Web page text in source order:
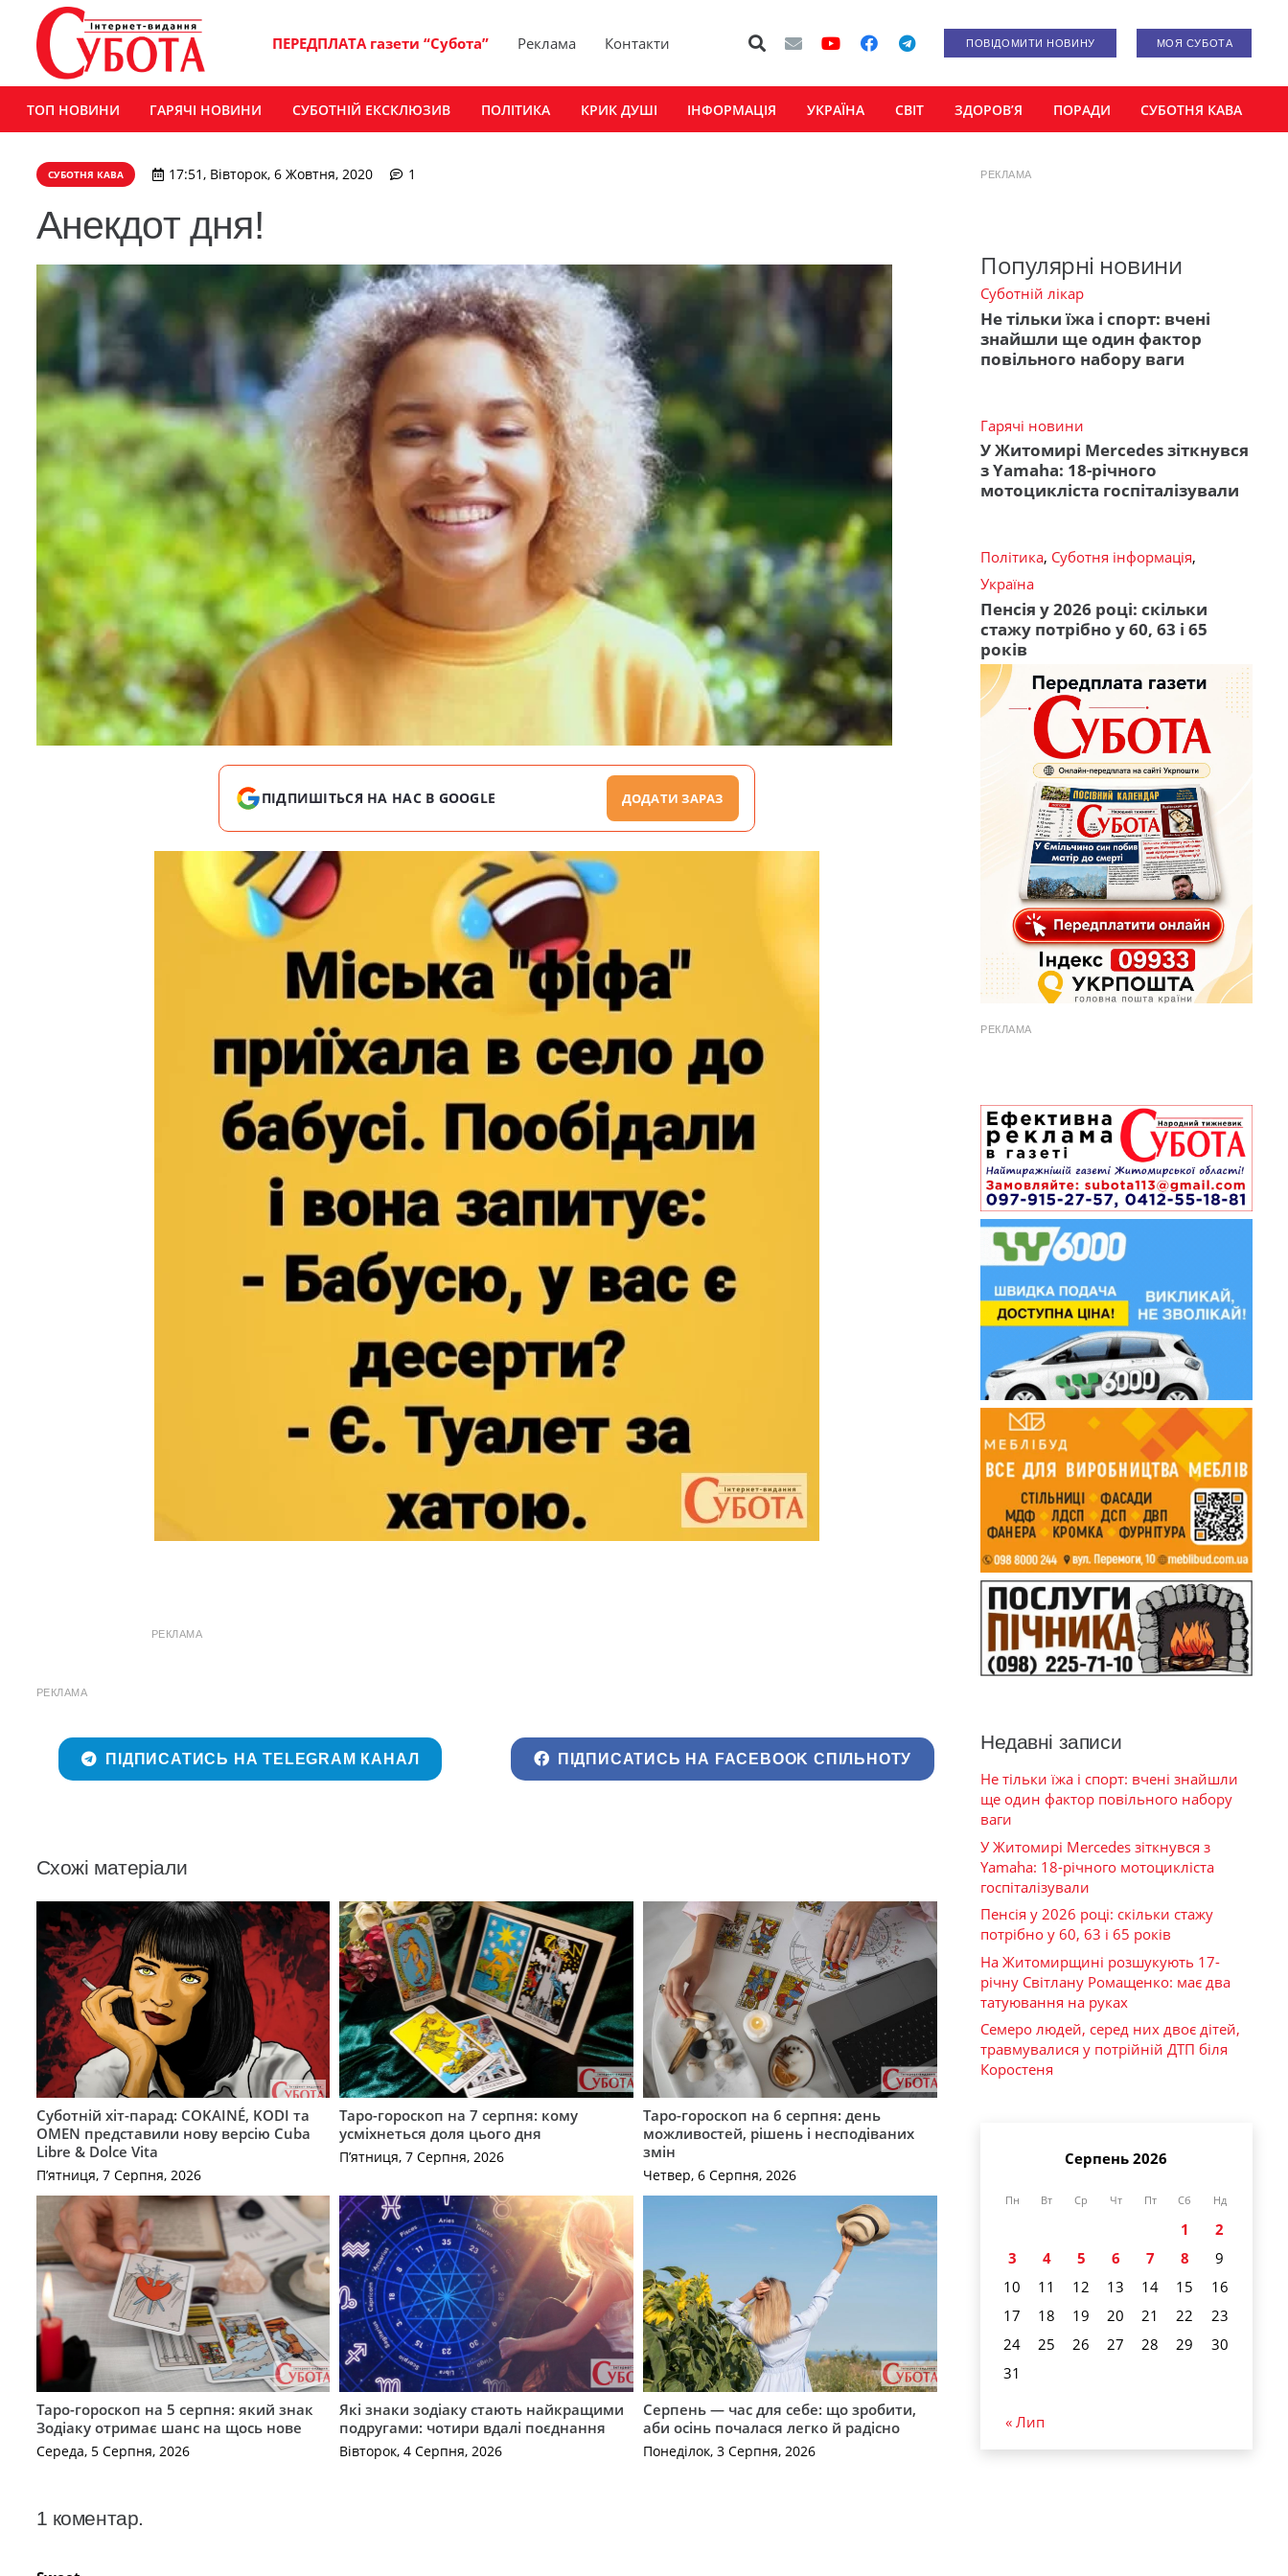
ПЕРЕДПЛАТА газети “Субота” Реклама Контакти ПОВІДОМИТИ НОВИНУ МОЯ СУБОТА
ТОП НОВИНИ ГАРЯЧІ НОВИНИ СУБОТНІЙ ЕКСКЛЮЗИВ ПОЛІТИКА КРИК ДУШІ ІНФОРМАЦІЯ УКРАЇНА СВІТ ЗДОРОВ’Я ПОРАДИ СУБОТНЯ КАВА
СУБОТНЯ КАВА 17:51, Вівторок, 6 Жовтня, 2020 1
Анекдот дня!
ПІДПИШІТЬСЯ НА НАС В GOOGLE ДОДАТИ ЗАРАЗ
РЕКЛАМА
РЕКЛАМА
ПІДПИСАТИСЬ НА TELEGRAM КАНАЛ ПІДПИСАТИСЬ НА FACEBOOK СПІЛЬНОТУ
Схожі матеріали
Суботній хіт-парад: COKAINÉ, KODI та
OMEN представили нову версію Cuba
Libre & Dolce Vita
П’ятниця, 7 Серпня, 2026
Таро-гороскоп на 7 серпня: кому
усміхнеться доля цього дня
П’ятниця, 7 Серпня, 2026
Таро-гороскоп на 6 серпня: день
можливостей, рішень і несподіваних
змін
Четвер, 6 Серпня, 2026
Таро-гороскоп на 5 серпня: який знак
Зодіаку отримає шанс на щось нове
Середа, 5 Серпня, 2026
Які знаки зодіаку стають найкращими
подругами: чотири вдалі поєднання
Вівторок, 4 Серпня, 2026
Серпень — час для себе: що зробити,
аби осінь почалася легко й радісно
Понеділок, 3 Серпня, 2026
1 коментар.
РЕКЛАМА
Популярні новини
Суботній лікар
Не тільки їжа і спорт: вчені
знайшли ще один фактор
повільного набору ваги
Гарячі новини
У Житомирі Mercedes зіткнувся
з Yamaha: 18-річного
мотоцикліста госпіталізували
Політика, Суботня інформація,
Україна
Пенсія у 2026 році: скільки
стажу потрібно у 60, 63 і 65
років
РЕКЛАМА
Недавні записи
Не тільки їжа і спорт: вчені знайшли
ще один фактор повільного набору
ваги
У Житомирі Mercedes зіткнувся з
Yamaha: 18-річного мотоцикліста
госпіталізували
Пенсія у 2026 році: скільки стажу
потрібно у 60, 63 і 65 років
На Житомирщині розшукують 17-
річну Світлану Ромащенко: має два
татуювання на руках
Семеро людей, серед них двоє дітей,
травмувалися у потрійній ДТП біля
Коростеня
Серпень 2026
Пн Вт Ср Чт Пт Сб Нд
1
2
3
4 5 6 7 8
9
10
11 12 13 14 15
16
17
18 19 20 21 22
23
24
25 26 27 28 29
30
31
« Лип